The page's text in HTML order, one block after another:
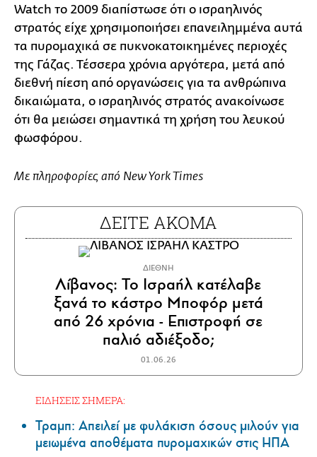
Watch το 2009 διαπίστωσε ότι ο ισραηλινός
στρατός είχε χρησιμοποιήσει επανειλημμένα αυτά
τα πυρομαχικά σε πυκνοκατοικημένες περιοχές
της Γάζας. Τέσσερα χρόνια αργότερα, μετά από
διεθνή πίεση από οργανώσεις για τα ανθρώπινα
δικαιώματα, ο ισραηλινός στρατός ανακοίνωσε
ότι θα μειώσει σημαντικά τη χρήση του λευκού
φωσφόρου.
Με πληροφορίες από New York Times
ΔΕΙΤΕ ΑΚΟΜΑ
ΔΙΕΘΝΗ
Λίβανος: Το Ισραήλ κατέλαβε
ξανά το κάστρο Μποφόρ μετά
από 26 χρόνια - Επιστροφή σε
παλιό αδιέξοδο;
01.06.26
ΕΙΔΗΣΕΙΣ ΣΗΜΕΡΑ:
Τραμπ: Απειλεί με φυλάκιση όσους μιλούν για
μειωμένα αποθέματα πυρομαχικών στις ΗΠΑ